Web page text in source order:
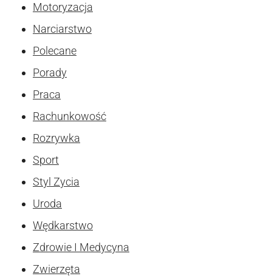
Motoryzacja
Narciarstwo
Polecane
Porady
Praca
Rachunkowość
Rozrywka
Sport
Styl Zycia
Uroda
Wędkarstwo
Zdrowie I Medycyna
Zwierzęta